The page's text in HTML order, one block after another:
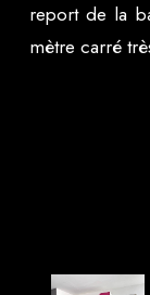
report de la
mètre carré